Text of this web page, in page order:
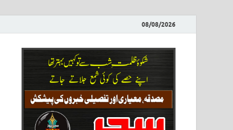
08/08/2026